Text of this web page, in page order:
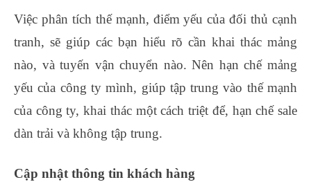
Việc phân tích thế mạnh, điểm yếu của đối thủ cạnh
tranh, sẽ giúp các bạn hiểu rõ cần khai thác mảng
nào, và tuyến vận chuyển nào. Nên hạn chế mảng
yếu của công ty mình, giúp tập trung vào thế mạnh
của công ty, khai thác một cách triệt để, hạn chế sale
dàn trải và không tập trung.
Cập nhật thông tin khách hàng